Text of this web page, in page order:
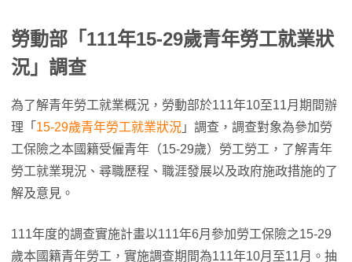
勞動部「111年15-29歲青年勞工就業狀
況」調查
為了解青年勞工就業概況，勞動部於111年10至11月期間辦
理「 15-29歲青年勞工就業狀況 」調查，調查對象為參加勞
工保險之本國籍受僱青年（15-29歲）勞工勞工，了解青年
勞工就業現況、尋職歷程、職涯發展以及政府施政措施的了
解及意見。
111年度的調查實施計畫以111年6月參加勞工保險之15-29
歲本國籍青年勞工，實施調查期間為111年10月至11月。抽